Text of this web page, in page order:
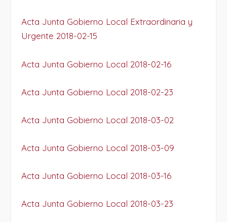
Acta Junta Gobierno Local Extraordinaria y
Urgente 2018-02-15
Acta Junta Gobierno Local 2018-02-16
Acta Junta Gobierno Local 2018-02-23
Acta Junta Gobierno Local 2018-03-02
Acta Junta Gobierno Local 2018-03-09
Acta Junta Gobierno Local 2018-03-16
Acta Junta Gobierno Local 2018-03-23